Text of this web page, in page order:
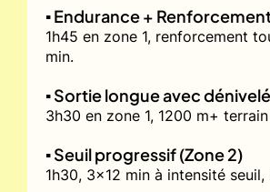
▪️ Endurance +
1h45 en zone 1, renforcement
min.
▪️ Sortie longue avec dénivelé
3h30 en zone 1, 1200 m+
▪️ Seuil progressif (Zone 2)
1h30, 3x12 min à intensité